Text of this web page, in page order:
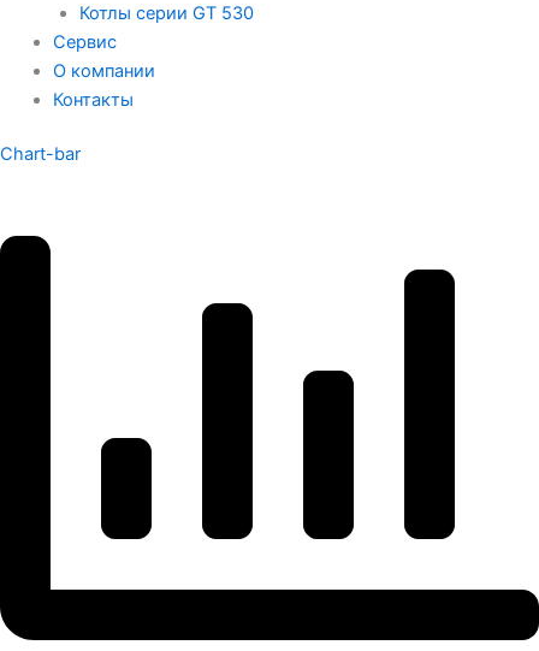
Котлы серии GT 530
Сервис
О компании
Контакты
Chart-bar